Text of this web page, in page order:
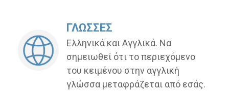
ΓΛΩΣΣΕΣ
Ελληνικά και Αγγλικά. Να
σημειωθεί ότι το περιεχόμενο
του κειμένου στην αγγλική
γλώσσα μεταφράζεται από εσάς.